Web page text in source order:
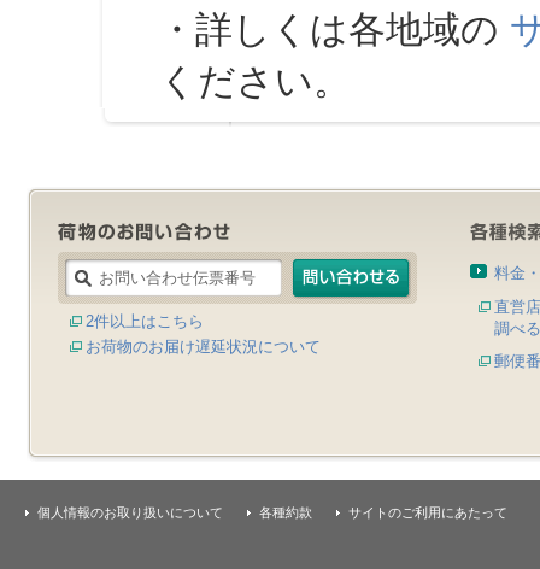
・詳しくは各地域の
ください。
2件以上はこちら
お荷物のお届け遅延状況について
料金
直営
調べる
郵便
個人情報のお取り扱いについて 各種約款 サイトのご利用にあたって